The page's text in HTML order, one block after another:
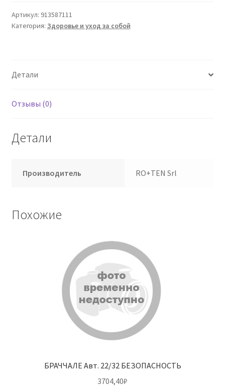
Анка
Леггеро
Артикул: 913587111
Категория: Здоровье и уход за собой
Детали
Отзывы (0)
Детали
Производитель RO+TEN Srl
Похожие
БРАЧЧАЛЕ Авт. 22/32 БЕЗОПАСНОСТЬ
3704,40₽